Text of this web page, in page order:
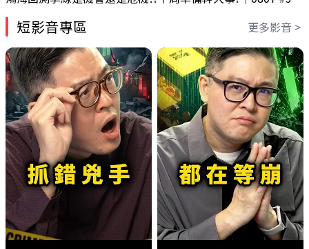
短影音專區 更多影音 >